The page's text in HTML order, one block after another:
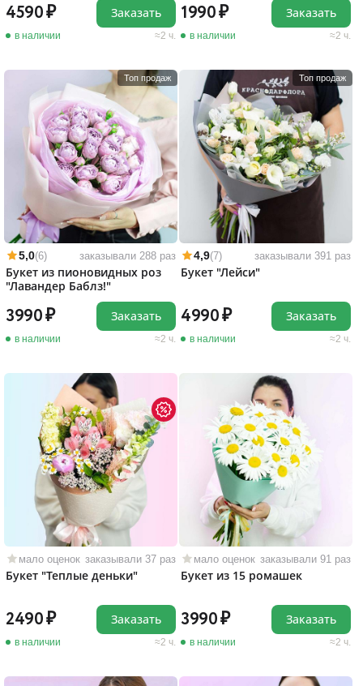
4590
в наличии 2 ч.
Заказать 1990
в наличии 2 ч.
Заказать
Топ продаж
5,0(6) заказывали 288 раз
Букет из пионовидных роз
"Лавандер Баблз!"
3990
в наличии 2 ч.
Заказать
Топ продаж
4,9(7) заказывали 391 раз
Букет "Лейси"
4990
в наличии 2 ч.
Заказать
мало оценок заказывали 37 раз
Букет "Теплые деньки"
2490
в наличии 2 ч.
Заказать
мало оценок заказывали 91 раз
Букет из 15 ромашек
3990
в наличии 2 ч.
Заказать